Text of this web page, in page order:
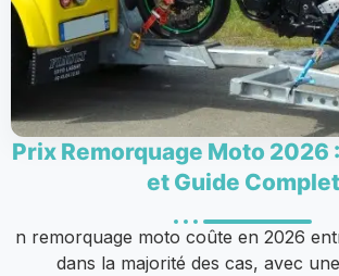
Prix Remorquage Moto 2026
et Guide Complet
n remorquage moto coûte en 2026
dans la majorité des cas, avec